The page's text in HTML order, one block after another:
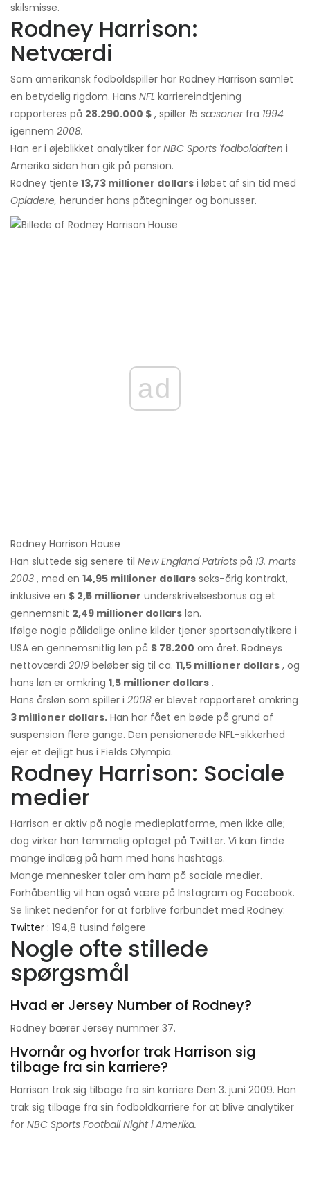
skilsmisse.
Rodney Harrison:
Netværdi
Som amerikansk fodboldspiller har Rodney Harrison samlet
en betydelig rigdom. Hans NFL karriereindtjening
rapporteres på 28.290.000 $ , spiller 15 sæsonerfra 1994
igennem 2008.
Han er i øjeblikket analytiker for NBC Sports 'fodboldaften i
Amerika siden han gik på pension.
Rodney tjente 13,73 millioner dollars i løbet af sin tid med
Opladere, herunder hans påtegninger og bonusser.
ad
Rodney Harrison House
Han sluttede sig senere til New England Patriots på 13. marts
2003 , med en 14,95 millioner dollars seks-årig kontrakt,
inklusive en $ 2,5 millioner underskrivelsesbonus og et
gennemsnit 2,49 millioner dollars løn.
Ifølge nogle pålidelige online kilder tjener sportsanalytikere i
USA en gennemsnitlig løn på $ 78.200 om året. Rodneys
nettoværdi 2019 beløber sig til ca. 11,5 millioner dollars , og
hans løn er omkring 1,5 millioner dollars .
Hans årsløn som spiller i 2008 er blevet rapporteret omkring
3 millioner dollars. Han har fået en bøde på grund af
suspension flere gange. Den pensionerede NFL-sikkerhed
ejer et dejligt hus i Fields Olympia.
Rodney Harrison: Sociale
medier
Harrison er aktiv på nogle medieplatforme, men ikke alle;
dog virker han temmelig optaget på Twitter. Vi kan finde
mange indlæg på ham med hans hashtags.
Mange mennesker taler om ham på sociale medier.
Forhåbentlig vil han også være på Instagram og Facebook.
Se linket nedenfor for at forblive forbundet med Rodney:
Twitter : 194,8 tusind følgere
Nogle ofte stillede
spørgsmål
Hvad er Jersey Number of Rodney?
Rodney bærer Jersey nummer 37.
Hvornår og hvorfor trak Harrison sig
tilbage fra sin karriere?
Harrison trak sig tilbage fra sin karriere Den 3. juni 2009. Han
trak sig tilbage fra sin fodboldkarriere for at blive analytiker
for NBC Sports Football Night i Amerika.